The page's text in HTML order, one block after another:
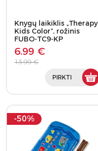
Knygų laikiklis „Therapy
Kids Color”, rožinis
FUBO-TC9-KP
6.99 €
13.99 €
PIRKTI
-50%